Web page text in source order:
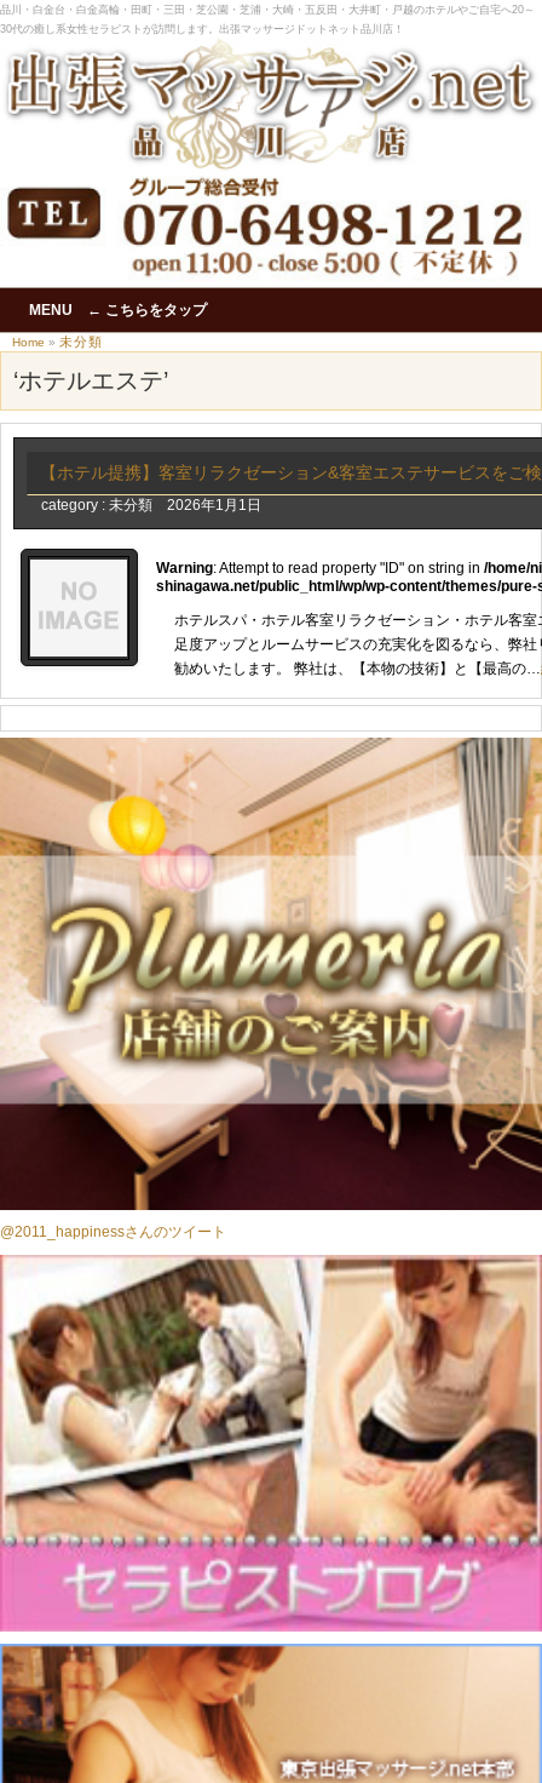
品川・白金台・白金高輪・田町・三田・芝公園・芝浦・大崎・五反田・大井町・戸越のホテルやご自宅へ20～
30代の癒し系女性セラピストが訪問します。出張マッサージドットネット品川店！
MENU ← こちらをタップ
Home » 未分類
‘ホテルエステ’
【ホテル提携】客室リラクゼーション&客室エステサービスをご
category : 未分類 2026年1月1日
Warning: Attempt to read property "ID" on string in /home/
shinagawa.net/public_html/wp/wp-content/themes/
ホテルスパ・ホテル客室リラクゼーション・ホテル客
足度アップとルームサービスの充実化を図るなら、弊
勧めいたします。 弊社は、【本物の技術】と【最高の…
@2011_happinessさんのツイート